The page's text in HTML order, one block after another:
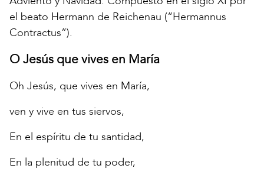
el beato Hermann de Reichenau (“Hermannus
Contractus”).
O Jesús que vives en María
Oh Jesús, que vives en María,
ven y vive en tus siervos,
En el espíritu de tu santidad,
En la plenitud de tu poder,